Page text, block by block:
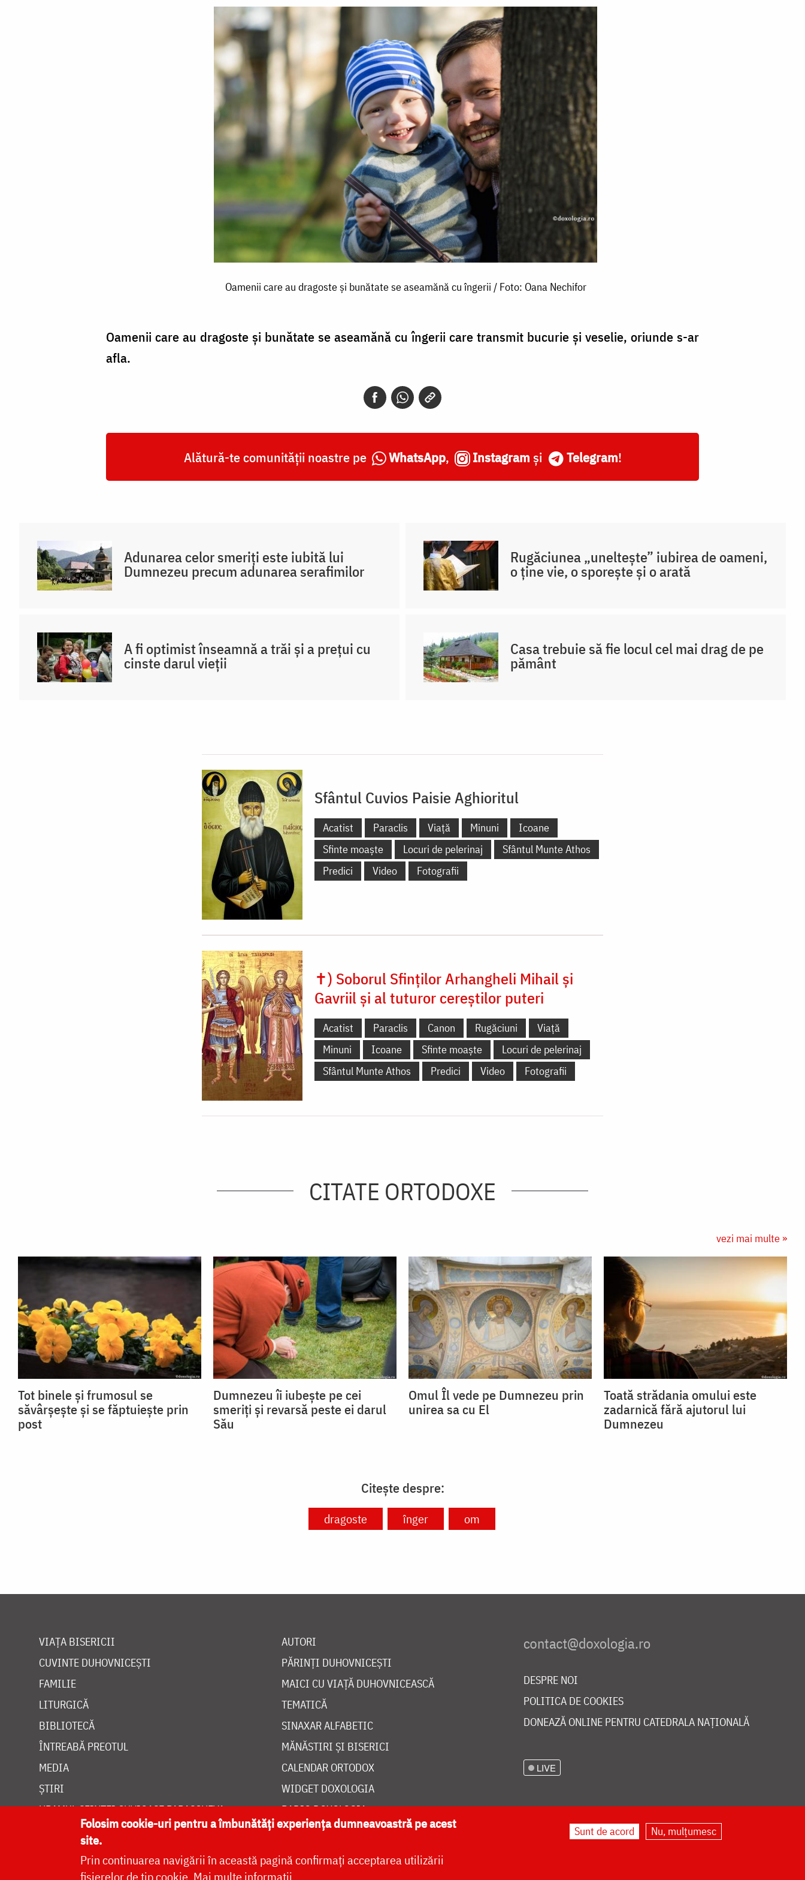
Nechifor
Oamenii care au dragoste și bunătate se aseamănă cu îngerii / Foto: Oana Nechifor
Oamenii care au dragoste și bunătate se aseamănă cu îngerii care transmit bucurie și veselie, oriunde s-ar
afla.
Alătură-te comunității noastre pe WhatsApp, Instagram și Telegram!
Adunarea celor smeriți este iubită lui
Dumnezeu precum adunarea serafimilor
Rugăciunea „uneltește” iubirea de oameni,
o ține vie, o sporește și o arată
A fi optimist înseamnă a trăi și a prețui cu
cinste darul vieții
Casa trebuie să fie locul cel mai drag de pe
pământ
Sfântul Cuvios Paisie Aghioritul
Acatist Paraclis Viață Minuni
Icoane
Sfinte moaște
Locuri de pelerinaj
Sfântul Munte Athos
Predici
Video Fotografii
✝) Soborul Sfinților Arhangheli Mihail și
Gavriil și al tuturor cereștilor puteri
Acatist Paraclis Canon Rugăciuni
Viață
Minuni
Icoane Sfinte moaște
Locuri de pelerinaj
Sfântul Munte Athos
Predici Video Fotografii
CITATE ORTODOXE
vezi mai multe »
Tot binele și frumosul se
săvârșește și se făptuiește prin
post
Dumnezeu îi iubește pe cei
smeriți și revarsă peste ei darul
Său
Omul Îl vede pe Dumnezeu prin
unirea sa cu El
Toată strădania omului este
zadarnică fără ajutorul lui
Dumnezeu
Citește despre:
dragoste înger om
VIAȚA BISERICII
CUVINTE DUHOVNICEȘTI
FAMILIE
LITURGICĂ
BIBLIOTECĂ
ÎNTREABĂ PREOTUL
MEDIA
ȘTIRI
HRAMUL SFINTEI CUVIOASE PARASCHEVA
AUTORI
PĂRINȚI DUHOVNICEȘTI
MAICI CU VIAȚĂ DUHOVNICEASCĂ
TEMATICĂ
SINAXAR ALFABETIC
MĂNĂSTIRI ȘI BISERICI
CALENDAR ORTODOX
WIDGET DOXOLOGIA
RADIO DOXOLOGIA
DESPRE NOI
POLITICA DE COOKIES
DONEAZĂ ONLINE PENTRU CATEDRALA NAȚIONALĂ
LIVE
Folosim cookie-uri pentru a îmbunătăți experiența dumneavoastră pe acest
site.
Prin continuarea navigării în această pagină confirmați acceptarea utilizării
fișierelor de tip cookie. Mai multe informații
Sunt de acord Nu, mulțumesc